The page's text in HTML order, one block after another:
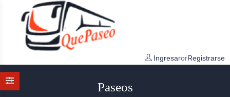
IngresarorRegistrarse
Paseos